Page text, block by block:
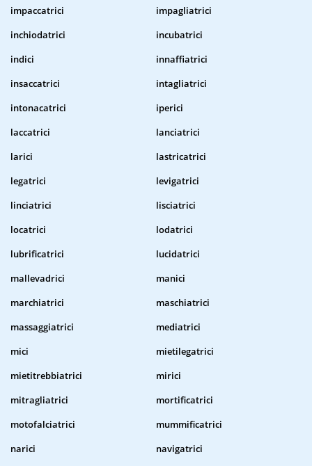
impaccatrici
impagliatrici
inchiodatrici
incubatrici
indici
innaffiatrici
insaccatrici
intagliatrici
intonacatrici
iperici
laccatrici
lanciatrici
larici
lastricatrici
legatrici
levigatrici
linciatrici
lisciatrici
locatrici
lodatrici
lubrificatrici
lucidatrici
mallevadrici
manici
marchiatrici
maschiatrici
massaggiatrici
mediatrici
mici
mietilegatrici
mietitrebbiatrici
mirici
mitragliatrici
mortificatrici
motofalciatrici
mummificatrici
narici
navigatrici